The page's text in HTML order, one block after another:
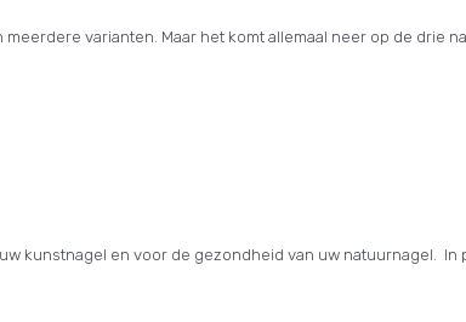
varianten. Maar het komt allemaal neer op de drie
kunstnagel en voor de gezondheid van uw natuurnagel. In